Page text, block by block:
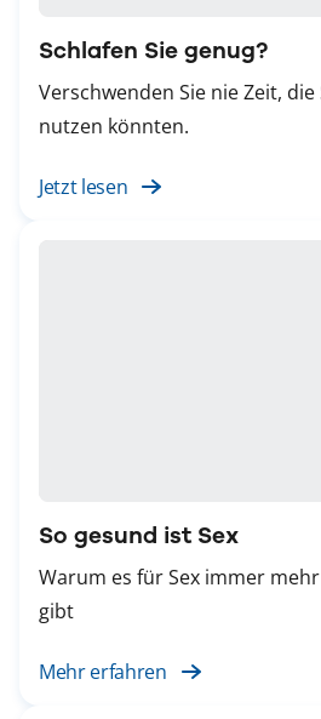
Schlafen Sie genug?
Verschwenden Sie nie Zeit, die
nutzen könnten.
Jetzt lesen
So gesund ist Sex
Warum es für Sex immer
gibt
Mehr erfahren